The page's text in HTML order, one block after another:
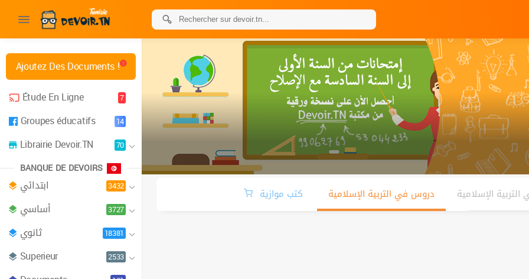
Ajoutez Des Documents !
Étude En Ligne
7
Groupes éducatifs 14
Librairie Devoir.TN 70
BANQUE DE DEVOIRS
ابتدائي 3432
أساسي 3727
ثانوي 18381
Superieur 2533
الإسلامية دروس في التربية الإسلامية كتب موازية